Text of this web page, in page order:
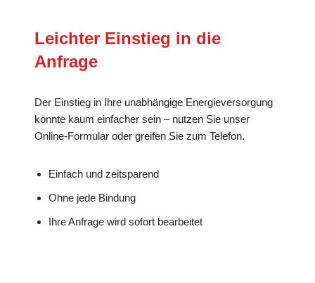
Leichter Einstieg in die
Anfrage
Der Einstieg in Ihre unabhängige Energieversorgung
könnte kaum einfacher sein – nutzen Sie unser
Online-Formular oder greifen Sie zum Telefon.
Einfach und zeitsparend
Ohne jede Bindung
Ihre Anfrage wird sofort bearbeitet